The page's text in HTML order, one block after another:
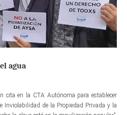
agua
cita en la CTA Autónoma para establecer
Inviolabilidad de la Propiedad Privada y la